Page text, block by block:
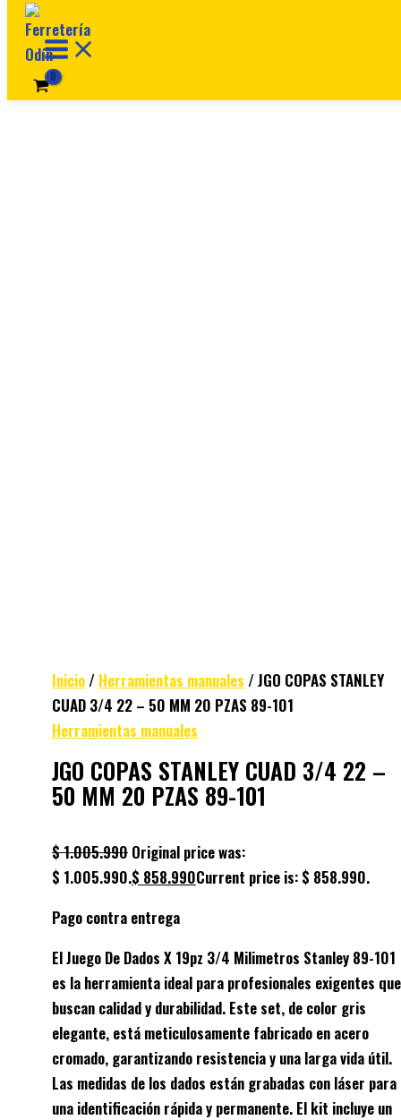
Ir al contenido
Inicio/ Herramientas manuales / JGO COPAS STANLEY
CUAD 3/4 22 – 50 MM 20 PZAS 89-101
Herramientas manuales
JGO COPAS STANLEY CUAD 3/4 22 –
50 MM 20 PZAS 89-101
$1.005.990 Original price was:
$ 1.005.990.$ 858.990Current price is: $ 858.990.
Pago contra entrega
El Juego De Dados X 19pz 3/4 Milimetros Stanley 89-101
es la herramienta ideal para profesionales exigentes que
buscan calidad y durabilidad. Este set, de color gris
elegante, está meticulosamente fabricado en acero
cromado, garantizando resistencia y una larga vida útil.
Las medidas de los dados están grabadas con láser para
una identificación rápida y permanente. El kit incluye un